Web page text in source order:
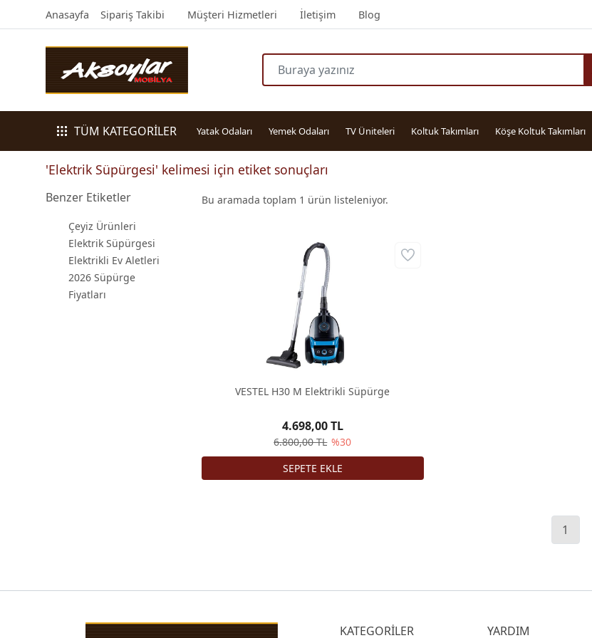
Anasayfa Sipariş Takibi Müşteri Hizmetleri İletişim Blog
TÜM KATEGORİLER Yatak Odaları Yemek Odaları TV Üniteleri Koltuk Takımları Köşe Koltuk Takımları
'Elektrik Süpürgesi' kelimesi için etiket sonuçları
Benzer Etiketler
Çeyiz Ürünleri
Elektrik Süpürgesi
Elektrikli Ev Aletleri
2026 Süpürge
Fiyatları
Bu aramada toplam 1 ürün listeleniyor.
VESTEL H30 M Elektrikli Süpürge
6.800,00 TL %30
4.698,00 TL
1
KATEGORİLER YARDIM